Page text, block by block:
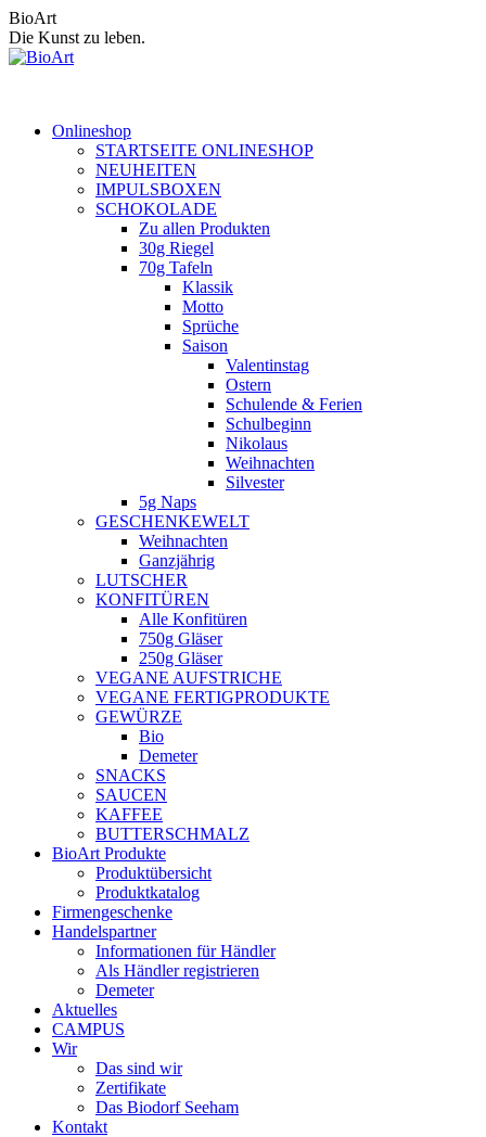
Zum
Inhalt
springen
BioArt
Die Kunst zu leben.
Onlineshop
STARTSEITE ONLINESHOP
NEUHEITEN
IMPULSBOXEN
SCHOKOLADE
Zu allen Produkten
30g Riegel
70g Tafeln
Klassik
Motto
Sprüche
Saison
Valentinstag
Ostern
Schulende & Ferien
Schulbeginn
Nikolaus
Weihnachten
Silvester
5g Naps
GESCHENKEWELT
Weihnachten
Ganzjährig
LUTSCHER
KONFITÜREN
Alle Konfitüren
750g Gläser
250g Gläser
VEGANE AUFSTRICHE
VEGANE FERTIGPRODUKTE
GEWÜRZE
Bio
Demeter
SNACKS
SAUCEN
KAFFEE
BUTTERSCHMALZ
BioArt Produkte
Produktübersicht
Produktkatalog
Firmengeschenke
Handelspartner
Informationen für Händler
Als Händler registrieren
Demeter
Aktuelles
CAMPUS
Wir
Das sind wir
Zertifikate
Das Biodorf Seeham
Kontakt